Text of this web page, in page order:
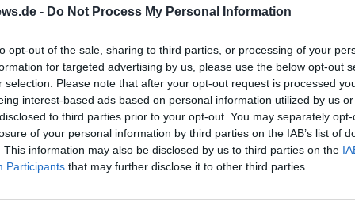
- Do Not Process My Personal Information
opt-out of the sale, sharing to third parties, or processing of your
for targeted advertising by us, please use the below opt-out
selection. Please note that after your opt-out request is processed
interest-based ads based on personal information utilized by us
to third parties prior to your opt-out. You may separately
of your personal information by third parties on the IAB’s list of
This information may also be disclosed by us to third parties on the
Participants that may further disclose it to other third parties.
zum Lachen als auch zum Nachdenken
Texten und einer facettenreichen
Einflüssen.
sich von der dynamischen Performance
für seinen charmanten Humor und seine